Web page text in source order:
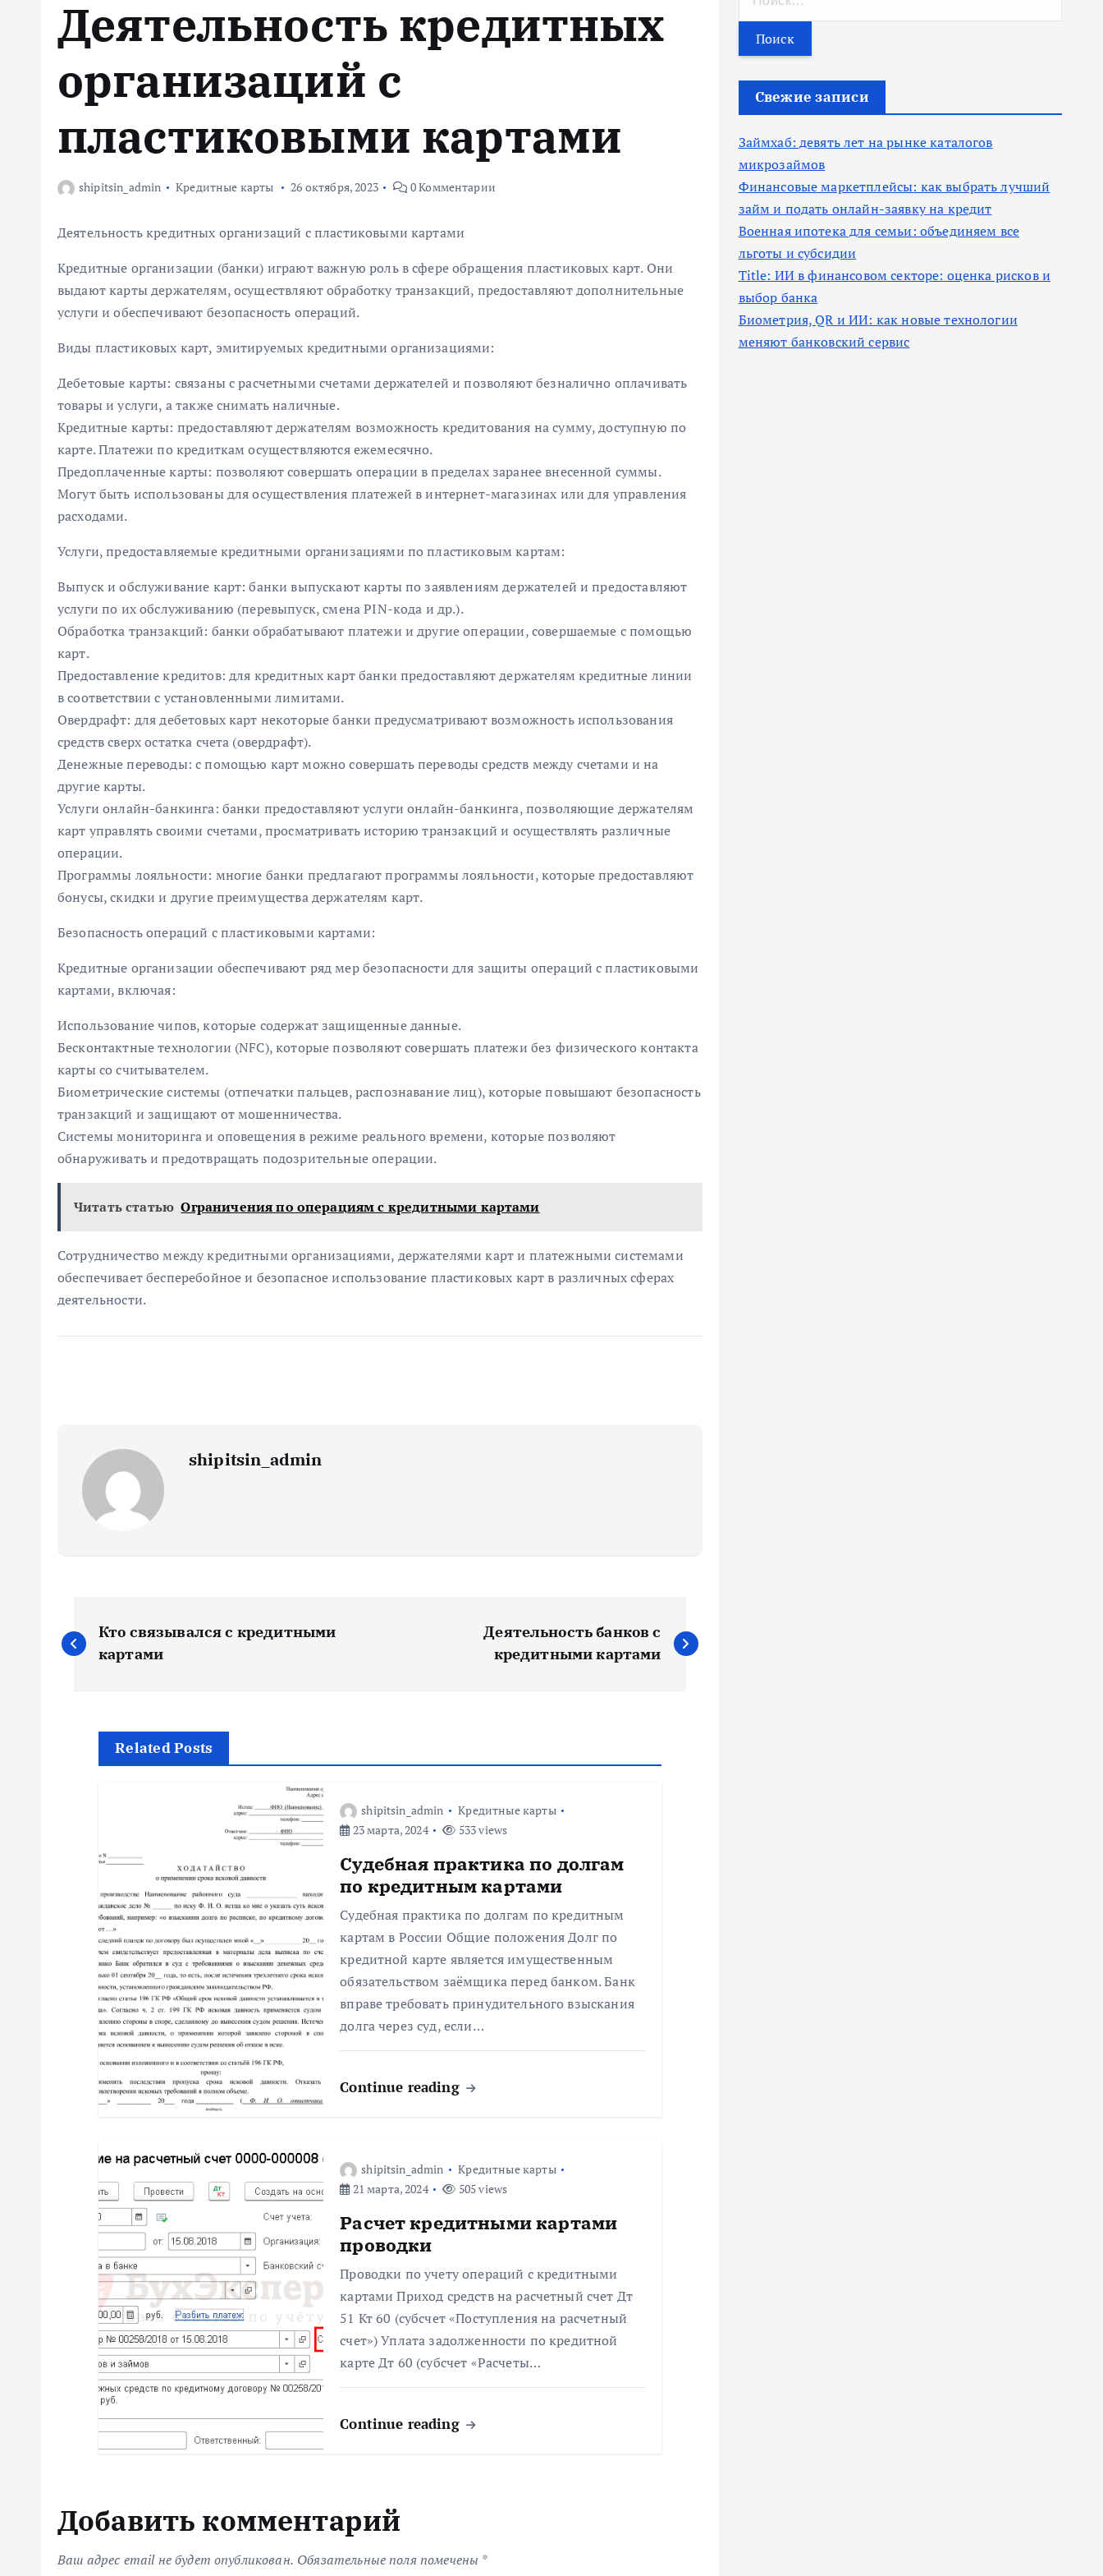
Деятельность кредитных
организаций с
пластиковыми картами
shipitsin_admin Кредитные карты 26 октября, 2023 0 Комментарии
Деятельность кредитных организаций с пластиковыми картами
Кредитные организации (банки) играют важную роль в сфере обращения пластиковых карт. Они
выдают карты держателям, осуществляют обработку транзакций, предоставляют дополнительные
услуги и обеспечивают безопасность операций.
Виды пластиковых карт, эмитируемых кредитными организациями:
Дебетовые карты: связаны с расчетными счетами держателей и позволяют безналично оплачивать
товары и услуги, а также снимать наличные.
Кредитные карты: предоставляют держателям возможность кредитования на сумму, доступную по
карте. Платежи по кредиткам осуществляются ежемесячно.
Предоплаченные карты: позволяют совершать операции в пределах заранее внесенной суммы.
Могут быть использованы для осуществления платежей в интернет-магазинах или для управления
расходами.
Услуги, предоставляемые кредитными организациями по пластиковым картам:
Выпуск и обслуживание карт: банки выпускают карты по заявлениям держателей и предоставляют
услуги по их обслуживанию (перевыпуск, смена PIN-кода и др.).
Обработка транзакций: банки обрабатывают платежи и другие операции, совершаемые с помощью
карт.
Предоставление кредитов: для кредитных карт банки предоставляют держателям кредитные линии
в соответствии с установленными лимитами.
Овердрафт: для дебетовых карт некоторые банки предусматривают возможность использования
средств сверх остатка счета (овердрафт).
Денежные переводы: с помощью карт можно совершать переводы средств между счетами и на
другие карты.
Услуги онлайн-банкинга: банки предоставляют услуги онлайн-банкинга, позволяющие держателям
карт управлять своими счетами, просматривать историю транзакций и осуществлять различные
операции.
Программы лояльности: многие банки предлагают программы лояльности, которые предоставляют
бонусы, скидки и другие преимущества держателям карт.
Безопасность операций с пластиковыми картами:
Кредитные организации обеспечивают ряд мер безопасности для защиты операций с пластиковыми
картами, включая:
Использование чипов, которые содержат защищенные данные.
Бесконтактные технологии (NFC), которые позволяют совершать платежи без физического контакта
карты со считывателем.
Биометрические системы (отпечатки пальцев, распознавание лиц), которые повышают безопасность
транзакций и защищают от мошенничества.
Системы мониторинга и оповещения в режиме реального времени, которые позволяют
обнаруживать и предотвращать подозрительные операции.
Читать статью Ограничения по операциям с кредитными картами
Сотрудничество между кредитными организациями, держателями карт и платежными системами
обеспечивает бесперебойное и безопасное использование пластиковых карт в различных сферах
деятельности.
shipitsin_admin
Н
а
Кто связывался с кредитными
картами
Деятельность банков с
кредитными картами
Related Posts
shipitsin_admin
Кредитные карты
23 марта, 2024
533 views
Судебная практика по долгам
по кредитным картами
Судебная практика по долгам по кредитным
картам в России Общие положения Долг по
кредитной карте является имущественным
обязательством заёмщика перед банком. Банк
вправе требовать принудительного взыскания
долга через суд, если…
Continue reading
shipitsin_admin
Кредитные карты
21 марта, 2024
505 views
Расчет кредитными картами
проводки
Проводки по учету операций с кредитными
картами Приход средств на расчетный счет Дт
51 Кт 60 (субсчет «Поступления на расчетный
счет») Уплата задолженности по кредитной
карте Дт 60 (субсчет «Расчеты…
Continue reading
Добавить комментарий
Ваш адрес email не будет опубликован. Обязательные поля помечены *
т
и
Свежие записи
Займхаб: девять лет на рынке каталогов
микрозаймов
Финансовые маркетплейсы: как выбрать лучший
займ и подать онлайн-заявку на кредит
Военная ипотека для семьи: объединяем все
льготы и субсидии
Title: ИИ в финансовом секторе: оценка рисков и
выбор банка
Биометрия, QR и ИИ: как новые технологии
меняют банковский сервис